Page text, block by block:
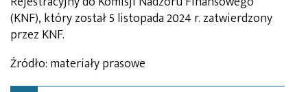
(KNF), który został 5 listopada 2024 r. zatwierdzony
przez KNF.
Źródło: materiały prasowe